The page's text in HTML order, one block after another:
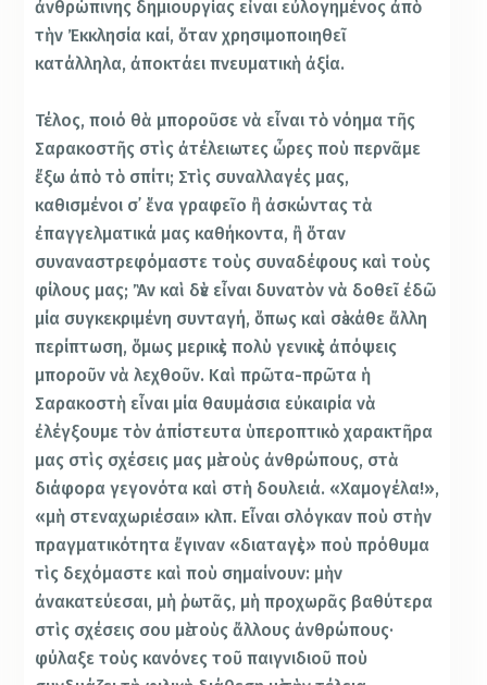
ἀνθρώπινης δημιουργίας εἶναι εὐλογημένος ἀπὸ
τὴν Ἐκκλησία καί, ὅταν χρησιμοποιηθεῖ
κατάλληλα, ἀποκτάει πνευματικὴ ἀξία.
Τέλος, ποιό θὰ μποροῦσε νὰ εἶναι τὸ νόημα τῆς
Σαρακοστῆς στὶς ἀτέλειωτες ὦρες ποὺ περνᾶμε
ἔξω ἀπὸ τὸ σπίτι; Στὶς συναλλαγές μας,
καθισμένοι σ᾿ ἕνα γραφεῖο ἢ ἀσκώντας τὰ
ἐπαγγελματικά μας καθήκοντα, ἢ ὅταν
συναναστρεφόμαστε τοὺς συναδέφους καὶ τοὺς
φίλους μας; Ἂν καὶ δὲν εἶναι δυνατὸν νὰ δοθεῖ ἐδῶ
μία συγκεκριμένη συνταγή, ὅπως καὶ σὲ κάθε ἄλλη
περίπτωση, ὅμως μερικὲς πολὺ γενικὲς ἀπόψεις
μποροῦν νὰ λεχθοῦν. Καὶ πρῶτα-πρῶτα ἡ
Σαρακοστὴ εἶναι μία θαυμάσια εὐκαιρία νὰ
ἐλέγξουμε τὸν ἀπίστευτα ὑπεροπτικὸ χαρακτῆρα
μας στὶς σχέσεις μας μὲ τοὺς ἀνθρώπους, στὰ
διάφορα γεγονότα καὶ στὴ δουλειά. «Χαμογέλα!»,
«μὴ στεναχωριέσαι» κλπ. Εἶναι σλόγκαν ποὺ στὴν
πραγματικότητα ἔγιναν «διαταγὲς» ποὺ πρόθυμα
τὶς δεχόμαστε καὶ ποὺ σημαίνουν: μὴν
ἀνακατεύεσαι, μὴ ῥωτᾶς, μὴ προχωρᾶς βαθύτερα
στὶς σχέσεις σου μὲ τοὺς ἄλλους ἀνθρώπους·
φύλαξε τοὺς κανόνες τοῦ παιγνιδιοῦ ποὺ